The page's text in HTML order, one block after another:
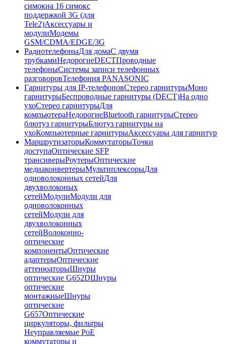
симокна 16 симокс
поддержкой 3G (для
Tele2)Аксессуары и
модулиМодемы
GSM/CDMA/EDGE/3G
РадиотелефоныДля домаС двумя
трубкамиНедорогиеDECTПроводные
телефоныСистемы записи телефонных
разговоровТелефония PANASONIC
Гарнитуры для IP-телефоновСтерео гарнитурыМоно
гарнитурыБеспроводные гарнитуры (DECT)На одно
ухоСтерео гарнитурыДля
компьютераНедорогиеBluetooth гарнитурыСтерео
блютуз гарнитурыБлютуз гарнитуры на
ухоКомпьютерные гарнитурыАксессуары для гарнитур
МаршрутизаторыКоммутаторыТочки
доступаОптические SFP
трансиверыРоутерыОптические
медиаконвертерыМультиплексорыДля
одноволоконных сетейДля
двухволоконых
сетейМодулиМодули для
одноволоконных
сетейМодули для
двухволоконных
сетейВолоконно-
оптические
компонентыОптические
адаптерыОптические
аттенюаторыШнуры
оптические G652DШнуры
оптические
монтажныеШнуры
оптические
G657Оптические
циркуляторы, фильтры
Неуправляемые PoE
коммутаторы и